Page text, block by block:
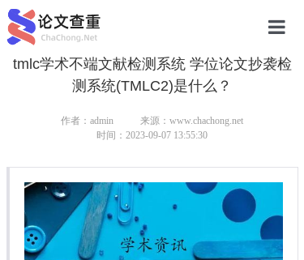
网站首页
本科论文
研究生论
硕士论文
tmlc学术不端文献检测系统 学位论文抄袭检
测系统(TMLC2)是什么？
作者：admin
来源：www.chachong.net
时间：2023-09-07 13:55:30